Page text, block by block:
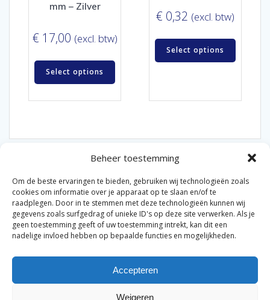
Beheer toestemming
Om de beste ervaringen te bieden, gebruiken wij technologieën zoals
cookies om informatie over je apparaat op te slaan en/of te
raadplegen. Door in te stemmen met deze technologieën kunnen wij
gegevens zoals surfgedrag of unieke ID's op deze site verwerken. Als je
geen toestemming geeft of uw toestemming intrekt, kan dit een
nadelige invloed hebben op bepaalde functies en mogelijkheden.
Accepteren
Weigeren
mm – Zilver
€ 17,00 (excl. btw)
Select options
€ 0,32 (excl. btw)
Select options
© 2026 Van der Bel Las en Radiateurenbedrijf.
Privacyverklaring|Cookiebeleid|Retourbeleid|
Algemene voorwaarden voor consumenten
algemene voorwaarden
Disclaimer